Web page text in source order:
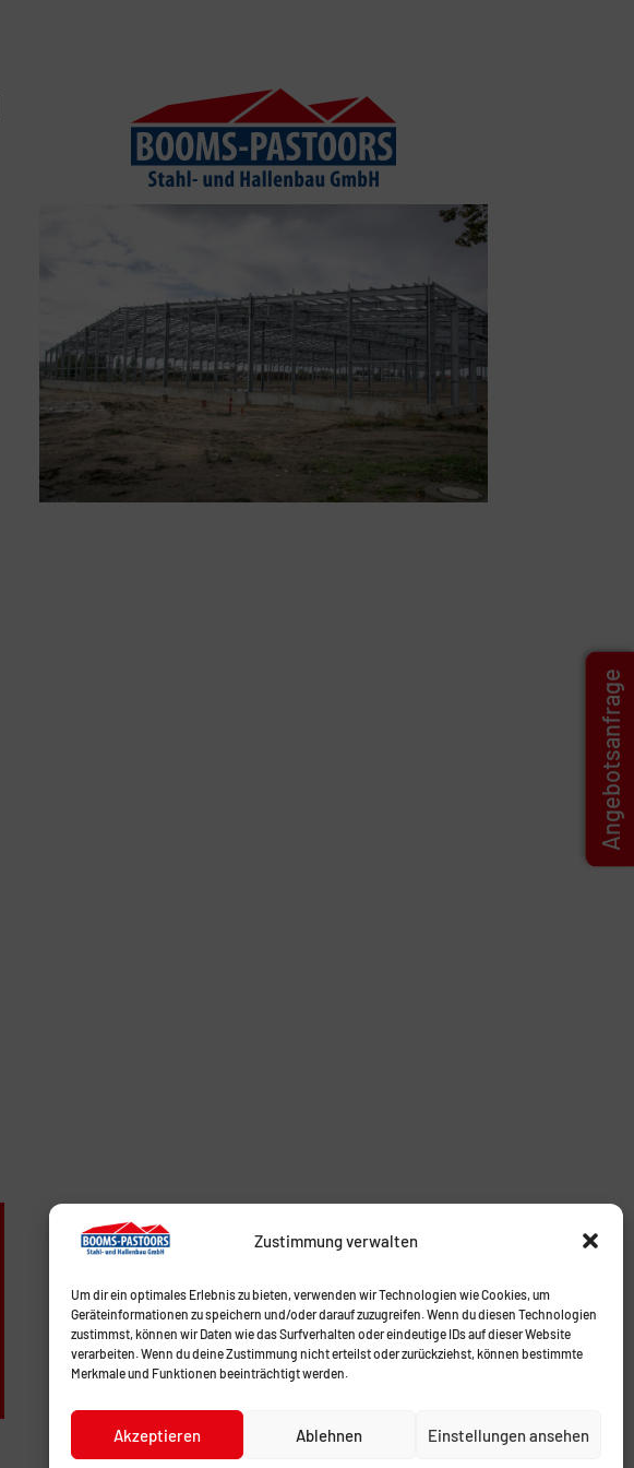
Zustimmung verwalten
Um dir ein optimales Erlebnis zu bieten, verwenden wir Technologien wie Cookies, um
Geräteinformationen zu speichern und/oder darauf zuzugreifen. Wenn du diesen Technologien
zustimmst, können wir Daten wie das Surfverhalten oder eindeutige IDs auf dieser Website
verarbeiten. Wenn du deine Zustimmung nicht erteilst oder zurückziehst, können bestimmte
Merkmale und Funktionen beeinträchtigt werden.
Akzeptieren Ablehnen Einstellungen ansehen
Angebotsanfrage